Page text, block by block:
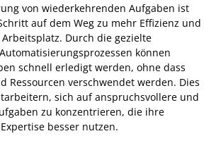
von wiederkehrenden Aufgaben ist
auf dem Weg zu mehr Effizienz und
Durch die gezielte
können
schnell erledigt werden, ohne dass
Ressourcen verschwendet werden. Dies
sich auf anspruchsvollere und
zu konzentrieren, die ihre
besser nutzen.